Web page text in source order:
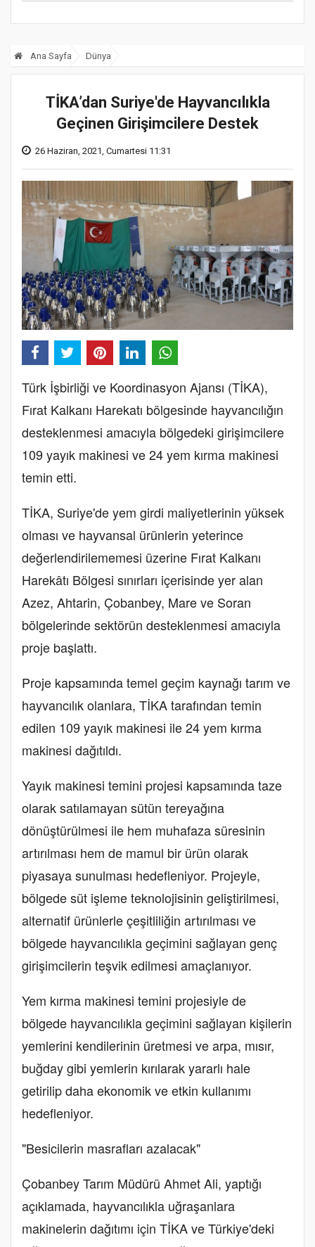
Ana Sayfa Dünya
TİKA’dan Suriye'de Hayvancılıkla
Geçinen Girişimcilere Destek
26 Haziran, 2021, Cumartesi 11:31
Türk İşbirliği ve Koordinasyon Ajansı (TİKA),
Fırat Kalkanı Harekatı bölgesinde hayvancılığın
desteklenmesi amacıyla bölgedeki girişimcilere
109 yayık makinesi ve 24 yem kırma makinesi
temin etti.
TİKA, Suriye'de yem girdi maliyetlerinin yüksek
olması ve hayvansal ürünlerin yeterince
değerlendirilememesi üzerine Fırat Kalkanı
Harekâtı Bölgesi sınırları içerisinde yer alan
Azez, Ahtarin, Çobanbey, Mare ve Soran
bölgelerinde sektörün desteklenmesi amacıyla
proje başlattı.
Proje kapsamında temel geçim kaynağı tarım ve
hayvancılık olanlara, TİKA tarafından temin
edilen 109 yayık makinesi ile 24 yem kırma
makinesi dağıtıldı.
Yayık makinesi temini projesi kapsamında taze
olarak satılamayan sütün tereyağına
dönüştürülmesi ile hem muhafaza süresinin
artırılması hem de mamul bir ürün olarak
piyasaya sunulması hedefleniyor. Projeyle,
bölgede süt işleme teknolojisinin geliştirilmesi,
alternatif ürünlerle çeşitliliğin artırılması ve
bölgede hayvancılıkla geçimini sağlayan genç
girişimcilerin teşvik edilmesi amaçlanıyor.
Yem kırma makinesi temini projesiyle de
bölgede hayvancılıkla geçimini sağlayan kişilerin
yemlerini kendilerinin üretmesi ve arpa, mısır,
buğday gibi yemlerin kırılarak yararlı hale
getirilip daha ekonomik ve etkin kullanımı
hedefleniyor.
"Besicilerin masrafları azalacak"
Çobanbey Tarım Müdürü Ahmet Ali, yaptığı
açıklamada, hayvancılıkla uğraşanlara
makinelerin dağıtımı için TİKA ve Türkiye'deki